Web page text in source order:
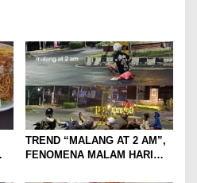
TREND “MALANG AT 2 AM”,
FENOMENA MALAM HARI